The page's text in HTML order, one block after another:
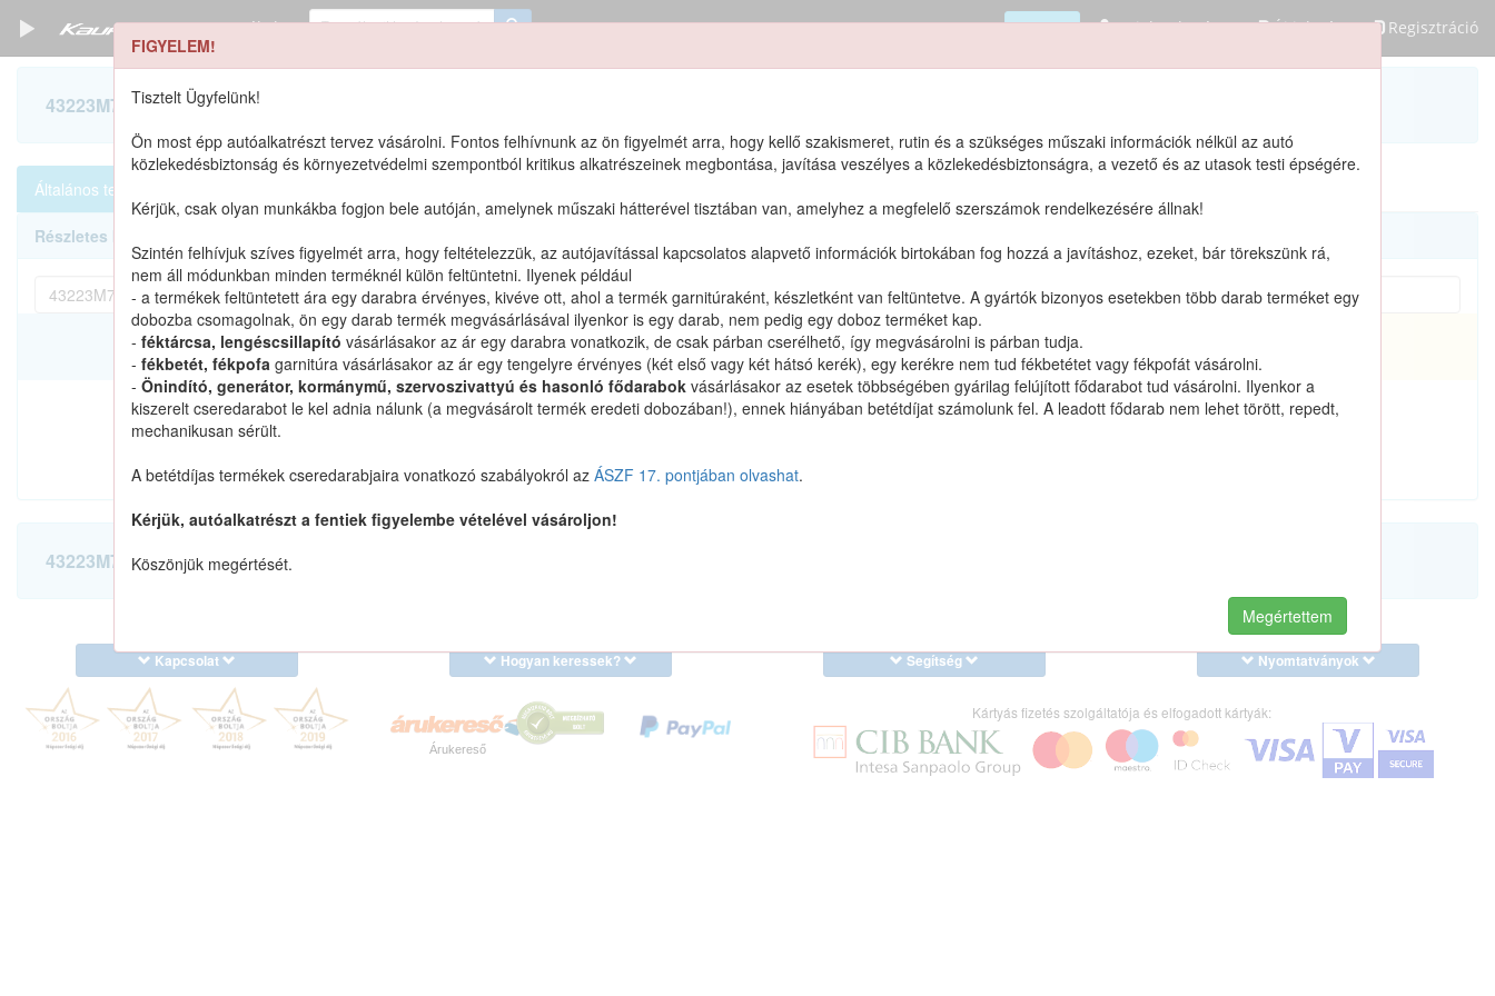
Termékek Bejelentkezés Új jelszó Regisztráció
(üres)
Szerszámkatalógus
Alkatrészek
FIGYELEM!
Tisztelt Ügyfelünk!
Ön most épp autóalkatrészt tervez vásárolni. Fontos felhívnunk az ön figyelmét arra, hogy kellő szakismeret, rutin és a szükséges műszaki információk nélkül az autó
közlekedésbiztonság és környezetvédelmi szempontból kritikus alkatrészeinek megbontása, javítása veszélyes a közlekedésbiztonságra, a vezető és az utasok testi épségére.
Kérjük, csak olyan munkákba fogjon bele autóján, amelynek műszaki hátterével tisztában van, amelyhez a megfelelő szerszámok rendelkezésére állnak!
Szintén felhívjuk szíves figyelmét arra, hogy feltételezzük, az autójavítással kapcsolatos alapvető információk birtokában fog hozzá a javításhoz, ezeket, bár törekszünk rá,
nem áll módunkban minden terméknél külön feltüntetni. Ilyenek például
- a termékek feltüntetett ára egy darabra érvényes, kivéve ott, ahol a termék garnitúraként, készletként van feltüntetve. A gyártók bizonyos esetekben több darab terméket egy
dobozba csomagolnak, ön egy darab termék megvásárlásával ilyenkor is egy darab, nem pedig egy doboz terméket kap.
- féktárcsa, lengéscsillapító vásárlásakor az ár egy darabra vonatkozik, de csak párban cserélhető, így megvásárolni is párban tudja.
- fékbetét, fékpofa garnitúra vásárlásakor az ár egy tengelyre érvényes (két első vagy két hátsó kerék), egy kerékre nem tud fékbetétet vagy fékpofát vásárolni.
- Önindító, generátor, kormánymű, szervoszivattyú és hasonló fődarabok vásárlásakor az esetek többségében gyárilag felújított fődarabot tud vásárolni. Ilyenkor a
kiszerelt cseredarabot le kel adnia nálunk (a megvásárolt termék eredeti dobozában!), ennek hiányában betétdíjat számolunk fel. A leadott fődarab nem lehet törött, repedt,
mechanikusan sérült.
A betétdíjas termékek cseredarabjaira vonatkozó szabályokról az ÁSZF 17. pontjában olvashat.
Kérjük, autóalkatrészt a fentiek figyelembe vételével vásároljon!
Köszönjük megértését.
Megértettem
43223M78130 keresése
Általános termékek
Részletes keresés
Katalógusban szereplő termékek Katalógusban nem szereplő termékek
43223M78130 keresése
Kapcsolat Hogyan keressek? Segítség Nyomtatványok
Árukereső
Kártyás fizetés szolgáltatója és elfogadott kártyák: